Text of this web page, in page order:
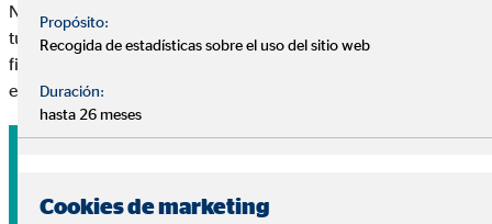
Nuestros consultores te ayudarán a diseñar un plan adaptado a
tus necesidades para ayudarte a conseguir tus metas
financieras y disfrutar de lo que más importa: tu tranquilidad
económica, tu salud y tu familia.
Propósito:
Recogida de estadísticas sobre el uso del sitio web
Duración:
hasta 26 meses
Cookies de marketing